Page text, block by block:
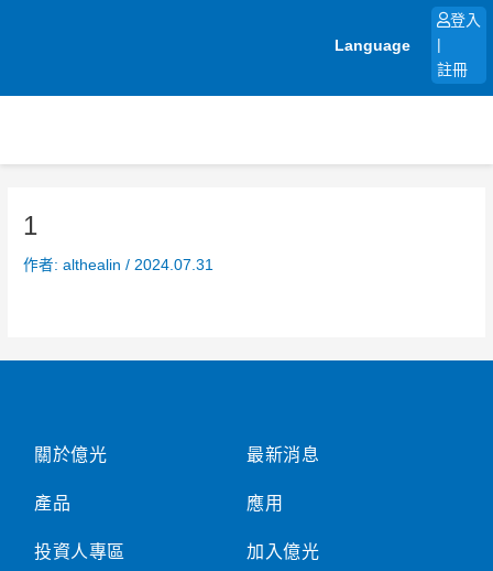
Language
登入
註冊
1
作者:althealin/ 2024.07.31
關於億光
產品
投資人專區
最新消息
應用
加入億光